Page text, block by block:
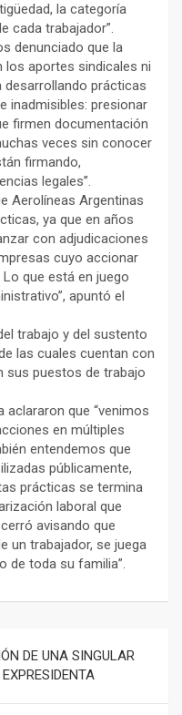
la categoría
cada trabajador”.
denunciado que la
aportes sindicales ni
desarrollando prácticas
inadmisibles: presionar
firmen documentación
veces sin conocer
firmando,
legales”.
Aerolíneas Argentinas
ya que en años
con adjudicaciones
cuyo accionar
que está en juego
apuntó el
trabajo y del sustento
las cuales cuentan con
sus puestos de trabajo
aclararon que “venimos
en múltiples
entendemos que
públicamente,
prácticas se termina
laboral que
avisando que
un trabajador, se juega
de toda su familia”.
DE UNA SINGULAR